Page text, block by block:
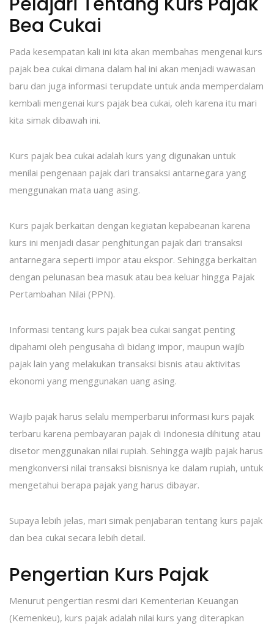
Bea Cukai
Pada kesempatan kali ini kita akan membahas mengenai kurs
pajak bea cukai dimana dalam hal ini akan menjadi wawasan
baru dan juga informasi terupdate untuk anda memperdalam
kembali mengenai kurs pajak bea cukai, oleh karena itu mari
kita simak dibawah ini.
Kurs pajak bea cukai adalah kurs yang digunakan untuk
menilai pengenaan pajak dari transaksi antarnegara yang
menggunakan mata uang asing.
Kurs pajak berkaitan dengan kegiatan kepabeanan karena
kurs ini menjadi dasar penghitungan pajak dari transaksi
antarnegara seperti impor atau ekspor. Sehingga berkaitan
dengan pelunasan bea masuk atau bea keluar hingga Pajak
Pertambahan Nilai (PPN).
Informasi tentang kurs pajak bea cukai sangat penting
dipahami oleh pengusaha di bidang impor, maupun wajib
pajak lain yang melakukan transaksi bisnis atau aktivitas
ekonomi yang menggunakan uang asing.
Wajib pajak harus selalu memperbarui informasi kurs pajak
terbaru karena pembayaran pajak di Indonesia dihitung atau
disetor menggunakan nilai rupiah. Sehingga wajib pajak harus
mengkonversi nilai transaksi bisnisnya ke dalam rupiah, untuk
mengetahui berapa pajak yang harus dibayar.
Supaya lebih jelas, mari simak penjabaran tentang kurs pajak
dan bea cukai secara lebih detail.
Pengertian Kurs Pajak
Menurut pengertian resmi dari Kementerian Keuangan
(Kemenkeu), kurs pajak adalah nilai kurs yang diterapkan